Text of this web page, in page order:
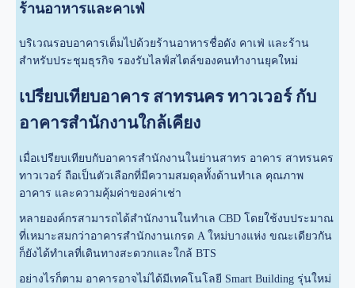
ร้านอาหารและคาเฟ่
บริเวณรอบอาคารเต็มไปด้วยร้านอาหารชื่อดัง คาเฟ่ และร้าน
สำหรับประชุมธุรกิจ รองรับไลฟ์สไตล์ของคนทำงานยุคใหม่
เปรียบเทียบอาคาร สาทรนคร ทาวเวอร์ กับ
อาคารสำนักงานใกล้เคียง
เมื่อเปรียบเทียบกับอาคารสำนักงานในย่านสาทร อาคาร สาทรนคร
ทาวเวอร์ ถือเป็นตัวเลือกที่มีความสมดุลทั้งด้านทำเล คุณภาพ
อาคาร และความคุ้มค่าของค่าเช่า
หลายองค์กรสามารถได้สำนักงานในทำเล CBD โดยใช้งบประมาณ
ที่เหมาะสมกว่าอาคารสำนักงานเกรด A ใหม่บางแห่ง ขณะเดียวกัน
ก็ยังได้ทำเลที่เดินทางสะดวกและใกล้ BTS
อย่างไรก็ตาม อาคารอาจไม่ได้มีเทคโนโลยี Smart Building รุ่นใหม่